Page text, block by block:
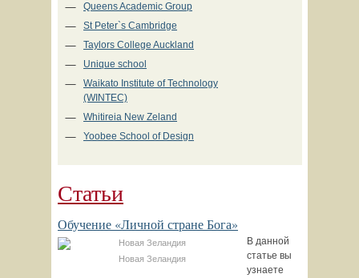
Queens Academic Group
St Peter`s Cambridge
Taylors College Auckland
Unique school
Waikato Institute of Technology
(WINTEC)
Whitireia New Zeland
Yoobee School of Design
Статьи
Обучение «Личной стране Бога»
Новая Зеландия
В данной
статье вы
узнаете